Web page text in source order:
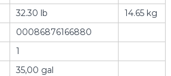
32.30 lb
14.65 kg
00086876166880
1
35,00 gal